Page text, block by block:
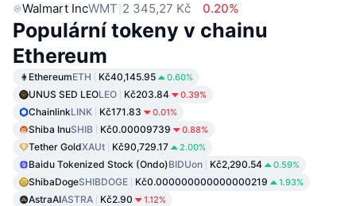
Walmart IncWMT 2 345,27 Kč 0.20%
Populární tokeny v chainu
Ethereum
EthereumETH Kč40,145.95 0.60%
UNUS SED LEOLEO Kč203.84 0.39%
ChainlinkLINK Kč171.83 0.01%
Shiba InuSHIB Kč0.00009739 0.88%
Tether GoldXAUt Kč90,729.17 2.00%
Baidu Tokenized Stock (Ondo)BIDUon Kč2,290.54 0.59%
ShibaDogeSHIBDOGE Kč0.000000000000000219 1.93%
AstraAIASTRA Kč2.90 1.12%